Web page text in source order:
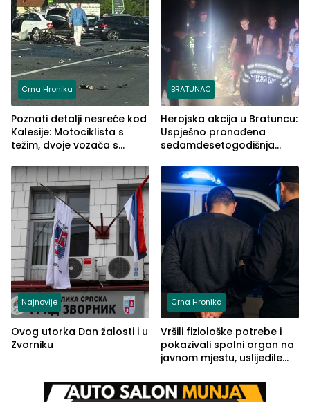
Crna Hronika
Poznati detalji nesreće kod
Kalesije: Motociklista s
težim, dvoje vozača s
BRATUNAC
Herojska akcija u Bratuncu:
Uspješno pronađena
sedamdesetogodišnja
Kravice.
Najnovije
Ovog utorka Dan žalosti i u
Zvorniku
Crna Hronika
Vršili fiziološke potrebe i
pokazivali spolni organ na
javnom mjestu, uslijedile